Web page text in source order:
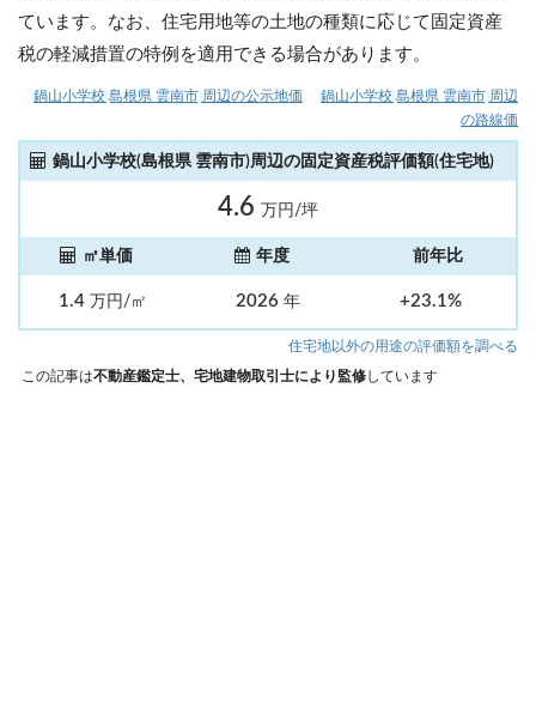
ています。なお、住宅用地等の土地の種類に応じて固定資産
税の軽減措置の特例を適用できる場合があります。
鍋山小学校(島根県 雲南市)周辺の公示地価
鍋山小学校(島根県 雲南市)周辺
の路線価
鍋山小学校(島根県 雲南市)周辺の固定資産税評価額(住宅地)
4.6 万円/坪
㎡単価 年度 前年比
1.4 万円/㎡ 2026 年 +23.1%
住宅地以外の用途の評価額を調べる
この記事は不動産鑑定士、宅地建物取引士により監修しています